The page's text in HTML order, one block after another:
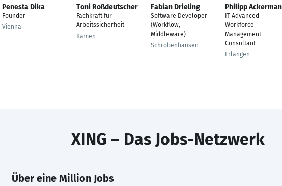
Penesta Dika
Founder
Vienna
Toni Roßdeutscher
Fachkraft für
Arbeitssicherheit
Kamen
Fabian Drieling
Software Developer
(Workflow,
Middleware)
Schrobenhausen
Philipp
IT Advanced
Workforce
Management
Consultant
Erlangen
XING – Das Jobs-Netzwerk
Über eine Million Jobs